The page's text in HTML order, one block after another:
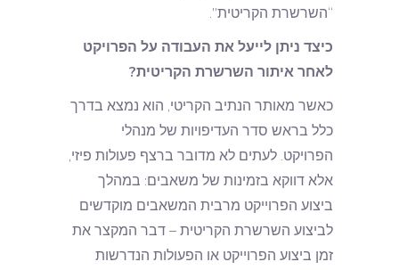
“השרשרת הקריטית”.
כיצד ניתן לייעל את העבודה על הפרויקט
לאחר איתור השרשרת הקריטית?
כאשר מאותר הנתיב הקריטי, הוא נמצא בדרך
כלל בראש סדר העדיפויות של מנהלי
הפרויקט. לעתים לא מדובר ברצף פעולות פיזי,
אלא דווקא בזמינות של משאבים: במהלך
ביצוע הפרוייקט מרבית המשאבים מוקדשים
לביצוע השרשרת הקריטית – דבר המקצר את
זמן ביצוע הפרוייקט או הפעולות הנדרשות